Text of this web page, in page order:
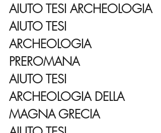
AIUTO TESI ARCHEOLOGIA
AIUTO TESI
ARCHEOLOGIA
PREROMANA
AIUTO TESI
ARCHEOLOGIA DELLA
MAGNA GRECIA